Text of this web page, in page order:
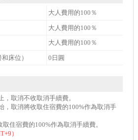
大人費用的100％
大人費用的100％
大人費用的100％
床位） 0日圓
，取消不收取消手續費。
，取消將收取住宿費的100%作為取消手
住宿費的100%作為取消手續費。
）